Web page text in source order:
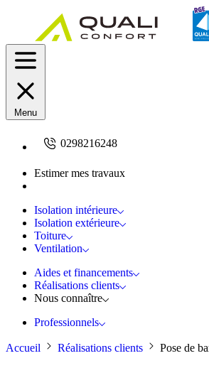
Menu
0298216248
Estimer mes travaux
Isolation intérieure
Isolation extérieure
Toiture
Ventilation
Aides et financements
Réalisations clients
Nous connaître
Professionnels
Accueil Réalisations clients Pose de